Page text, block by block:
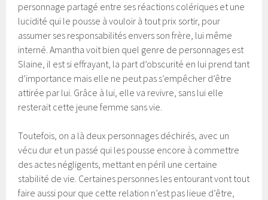
personnage partagé entre ses réactions colériques et une
lucidité qui le pousse à vouloir à tout prix sortir, pour
assumer ses responsabilités envers son frère, lui même
interné. Amantha voit bien quel genre de personnages est
Slaine, il est si effrayant, la part d’obscurité en lui prend tant
d’importance mais elle ne peut pas s’empêcher d’être
attirée par lui. Grâce à lui, elle va revivre, sans lui elle
resterait cette jeune femme sans vie.
Toutefois, on a là deux personnages déchirés, avec un
vécu dur et un passé qui les pousse encore à commettre
des actes négligents, mettant en péril une certaine
stabilité de vie. Certaines personnes les entourant vont tout
faire aussi pour que cette relation n’est pas lieue d’être,